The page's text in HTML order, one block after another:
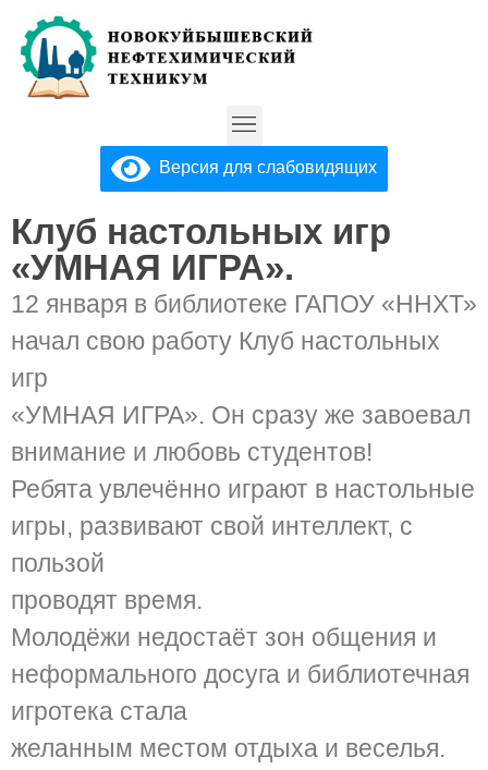
Версия для слабовидящих
Клуб настольных игр
«УМНАЯ ИГРА».
12 января в библиотеке ГАПОУ «ННХТ»
начал свою работу Клуб настольных
игр
«УМНАЯ ИГРА». Он сразу же завоевал
внимание и любовь студентов!
Ребята увлечённо играют в настольные
игры, развивают свой интеллект, с
пользой
проводят время.
Молодёжи недостаёт зон общения и
неформального досуга и библиотечная
игротека стала
желанным местом отдыха и веселья.